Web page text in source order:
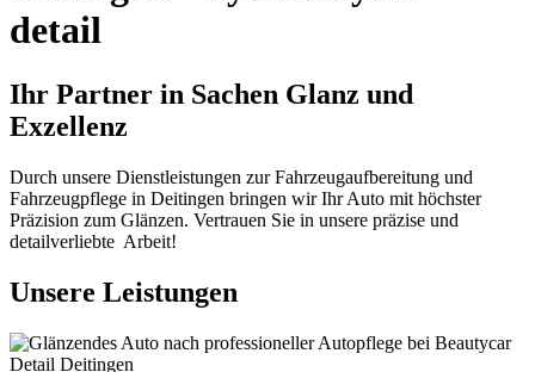
detail
Ihr Partner in Sachen Glanz und
Exzellenz
Durch unsere Dienstleistungen zur Fahrzeugaufbereitung und
Fahrzeugpflege in Deitingen bringen wir Ihr Auto mit höchster
Präzision zum Glänzen. Vertrauen Sie in unsere präzise und
detailverliebte Arbeit!
Unsere Leistungen